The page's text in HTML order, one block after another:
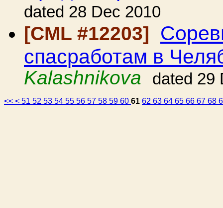
dated 28 Dec 2010
[CML #12203]
спасработам в
Kalashnikova
dated 29
<< < 51 52 53 54 55 56 57 58 59 60 61 62 63 64 65 66 67 68